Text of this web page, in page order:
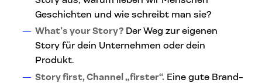
Geschichten und wie schreibt man sie?
What’s your Story? Der Weg zur eigenen
Story für dein Unternehmen oder dein
Produkt.
Story first, Channel „firster“. Eine gute Brand-